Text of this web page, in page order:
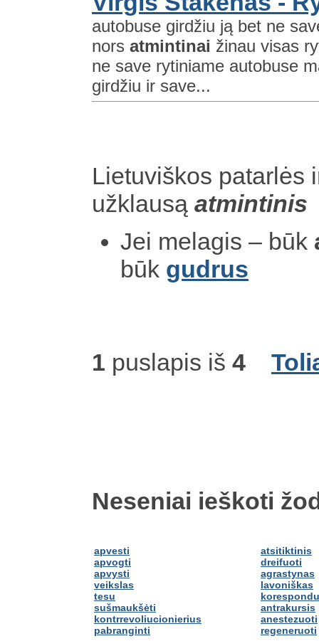
autobuse girdžiu ją bet ne
nors atmintinai žinau visas
ne save rytiniame autobuse
girdžiu ir save...
Lietuviškos patarlės
užklausą atmintinis
Jei melagis – būk
būk gudrus
1 puslapis iš 4
Neseniai ieškoti
apvesti
apvogti
apvysti
veikslas
tesu
sušmaukšėti
kontrrevoliucionierius
pabranginti
atsitiktinis
dreifuoti
agrastynas
lavoniškas
antrakursis
anestezuoti
regeneruoti